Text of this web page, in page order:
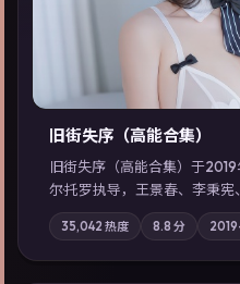
旧街失序（高能合集）
旧街失序（高能合集）于
尔·托罗执导，王景春、李秉宪
为叙事主轴，一次普通通勤演
配乐强化地域气质；站内亦可
线看」延展检索同类型高分
35,042 热度 8.8 分